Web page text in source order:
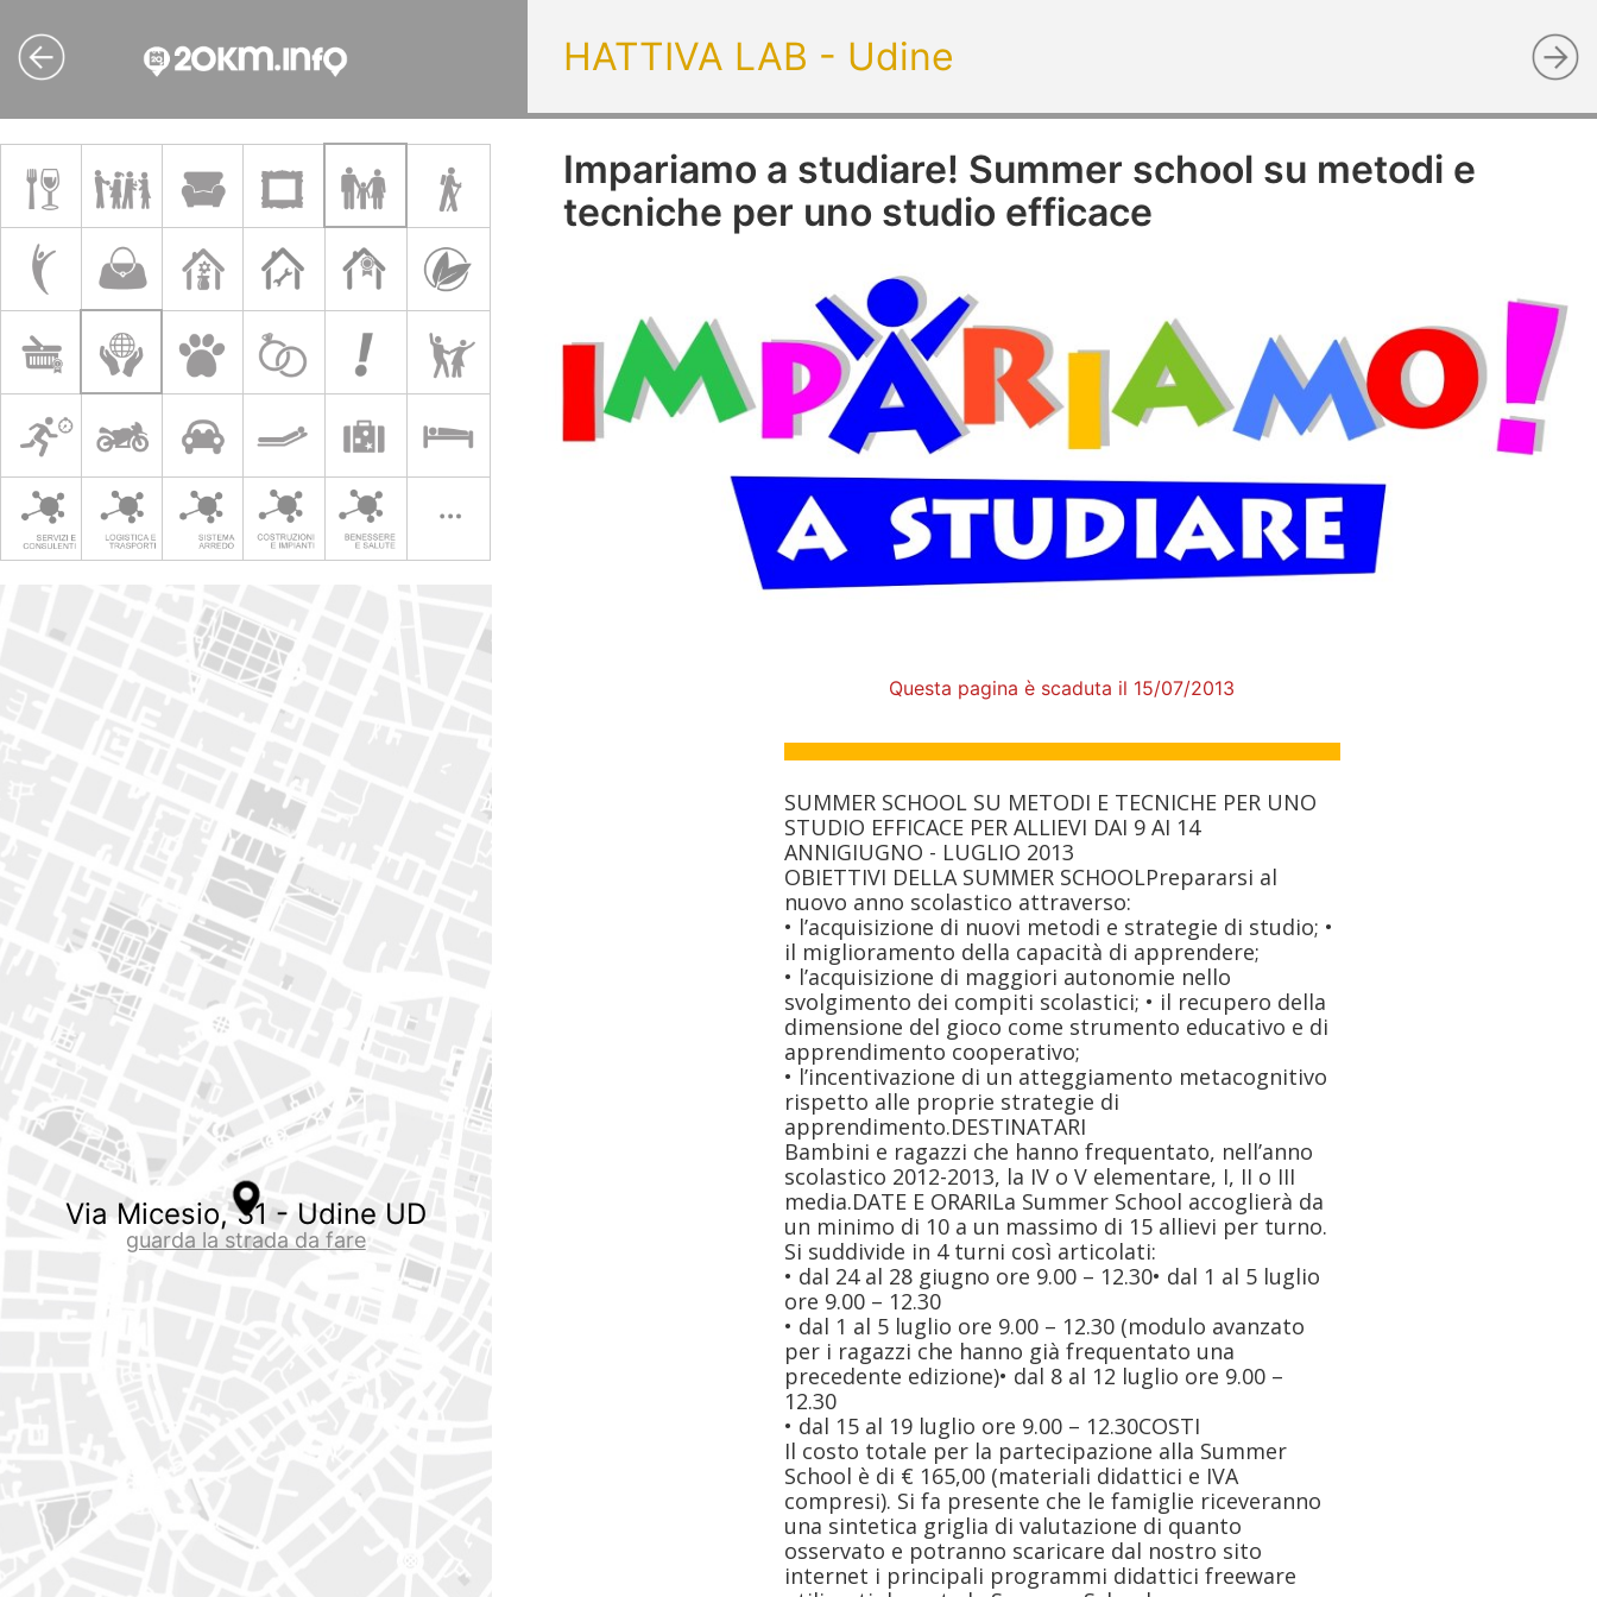
Via Micesio, 31 - Udine UD
guarda la strada da fare
HATTIVA LAB - Udine
Impariamo a studiare! Summer school su metodi e
tecniche per uno studio efficace
Questa pagina è scaduta il 15/07/2013
SUMMER SCHOOL SU METODI E TECNICHE PER UNO
STUDIO EFFICACE PER ALLIEVI DAI 9 AI 14
ANNIGIUGNO - LUGLIO 2013
OBIETTIVI DELLA SUMMER SCHOOLPrepararsi al
nuovo anno scolastico attraverso:
• l’acquisizione di nuovi metodi e strategie di studio; •
il miglioramento della capacità di apprendere;
• l’acquisizione di maggiori autonomie nello
svolgimento dei compiti scolastici; • il recupero della
dimensione del gioco come strumento educativo e di
apprendimento cooperativo;
• l’incentivazione di un atteggiamento metacognitivo
rispetto alle proprie strategie di
apprendimento.DESTINATARI
Bambini e ragazzi che hanno frequentato, nell’anno
scolastico 2012-2013, la IV o V elementare, I, II o III
media.DATE E ORARILa Summer School accoglierà da
un minimo di 10 a un massimo di 15 allievi per turno.
Si suddivide in 4 turni così articolati:
• dal 24 al 28 giugno ore 9.00 – 12.30• dal 1 al 5 luglio
ore 9.00 – 12.30
• dal 1 al 5 luglio ore 9.00 – 12.30 (modulo avanzato
per i ragazzi che hanno già frequentato una
precedente edizione)• dal 8 al 12 luglio ore 9.00 –
12.30
• dal 15 al 19 luglio ore 9.00 – 12.30COSTI
Il costo totale per la partecipazione alla Summer
School è di € 165,00 (materiali didattici e IVA
compresi). Si fa presente che le famiglie riceveranno
una sintetica griglia di valutazione di quanto
osservato e potranno scaricare dal nostro sito
internet i principali programmi didattici freeware